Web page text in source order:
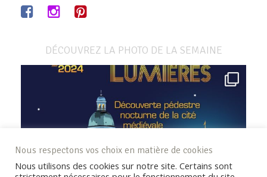
DÉCOUVREZ LA PHOTO DE LA SEMAINE
Nous respectons vos choix en matière de cookies
Nous utilisons des cookies sur notre site. Certains sont